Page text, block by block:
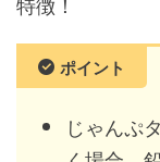
ポイント
じゃんぷ